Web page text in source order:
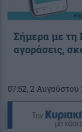
Σήμερα με τη
αγοράσεις,
07:52, 2 Αυγούστου